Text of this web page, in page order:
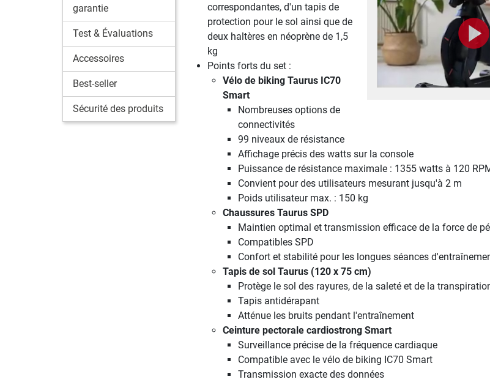
garantie
Test & Évaluations
Accessoires
Best-seller
Sécurité des produits
correspondantes, d'un tapis de
protection pour le sol ainsi que de
deux haltères en néoprène de 1,5
kg
Points forts du set :
Vélo de biking Taurus IC70
Smart
Nombreuses options de
connectivités
99 niveaux de résistance
Affichage précis des watts sur la console
Puissance de résistance maximale : 1355 watts à 120
Convient pour des utilisateurs mesurant jusqu'à 2 m
Poids utilisateur max. : 150 kg
Chaussures Taurus SPD
Maintien optimal et transmission efficace de la force de
Compatibles SPD
Confort et stabilité pour les longues séances
Tapis de sol Taurus (120 x 75 cm)
Protège le sol des rayures, de la saleté et de la
Tapis antidérapant
Atténue les bruits pendant l'entraînement
Ceinture pectorale cardiostrong Smart
Surveillance précise de la fréquence cardiaque
Compatible avec le vélo de biking IC70 Smart
Transmission exacte des données